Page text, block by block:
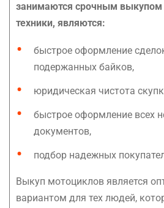
занимаются срочным выкупом
техники, являются:
быстрое оформление
подержанных байков,
юридическая чистота
быстрое оформление всех
документов,
подбор надежных
Выкуп мотоциклов является
вариантом для тех людей,